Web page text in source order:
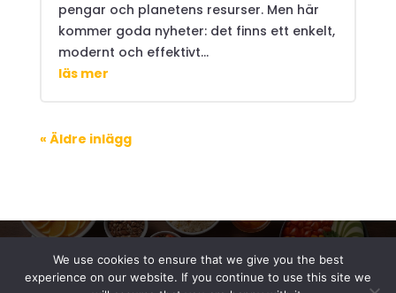
pengar och planetens resurser. Men här
kommer goda nyheter: det finns ett enkelt,
modernt och effektivt...
läs mer
« Äldre inlägg
We use cookies to ensure that we give you the best
experience on our website. If you continue to use this site we